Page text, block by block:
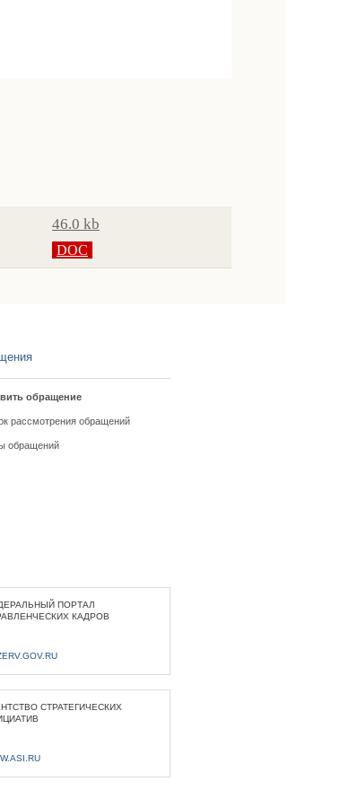
46.0 kb
DOC
обращение
рассмотрения обращений
обращений
ПОРТАЛ
КАДРОВ
СТРАТЕГИЧЕСКИХ